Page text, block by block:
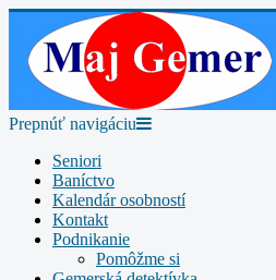
Prepnúť navigáciu
Seniori
Baníctvo
Kalendár osobností
Kontakt
Podnikanie
Pomôžme si